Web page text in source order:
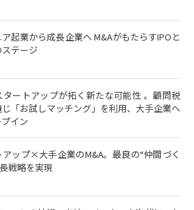
起業から成長企業へ M&AがもたらすIPOと
テージ
タートアップが拓く新たな可能性 。顧問税
「お試しマッチング」を利用、大手企業へ
イン
アップ×大手企業のM&A。最良の“仲間づく
戦略を実現